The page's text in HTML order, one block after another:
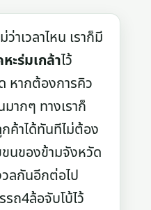
าเวลาไหน เราก็มี
ะร่มเกล้าไว้
หากต้องการคิว
ากๆ ทางเราก็
ค้าได้ทันทีไม่ต้อง
นของข้ามจังหวัด
ลกันอีกต่อไป
รถ4ล้อจับโบ้ไว้